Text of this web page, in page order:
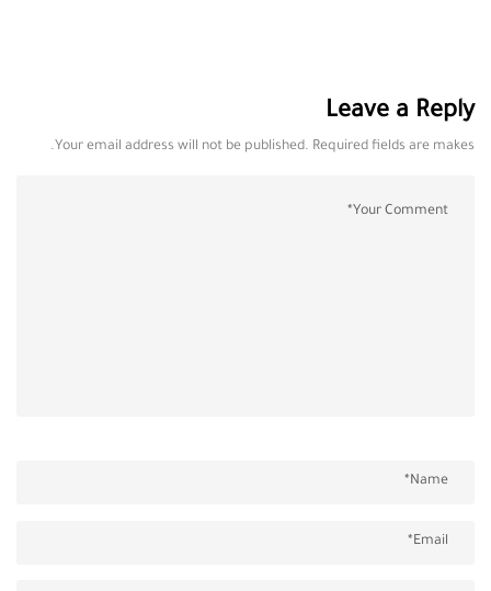
Leave a Reply
Your email address will not be published. Required fields are makes.